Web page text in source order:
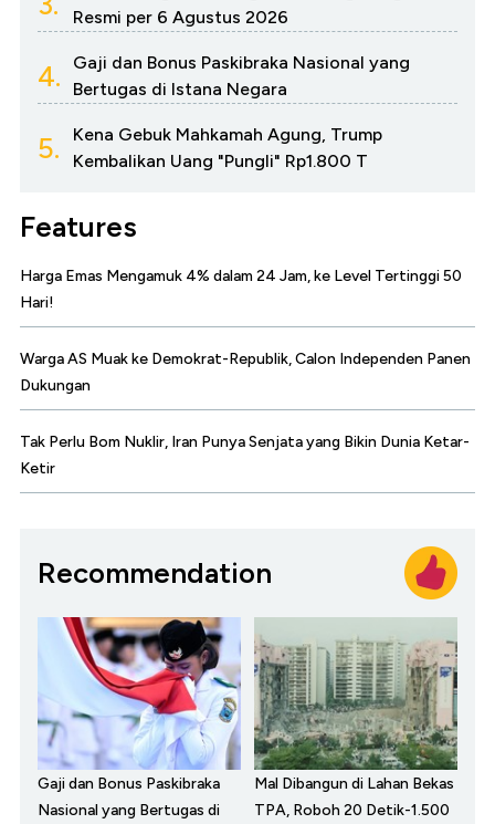
Resmi per 6 Agustus 2026
4.
Gaji dan Bonus Paskibraka Nasional yang
Bertugas di Istana Negara
5.
Kena Gebuk Mahkamah Agung, Trump
Kembalikan Uang "Pungli" Rp1.800 T
Features
Harga Emas Mengamuk 4% dalam 24 Jam, ke Level Tertinggi 50
Hari!
Warga AS Muak ke Demokrat-Republik, Calon Independen Panen
Dukungan
Tak Perlu Bom Nuklir, Iran Punya Senjata yang Bikin Dunia Ketar-
Ketir
Recommendation
Gaji dan Bonus Paskibraka
Nasional yang Bertugas di
Mal Dibangun di Lahan Bekas
TPA, Roboh 20 Detik-1.500